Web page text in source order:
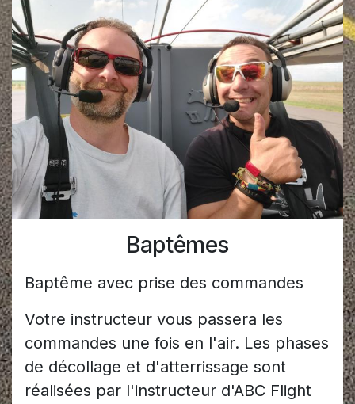
Baptêmes
Baptême avec prise des commandes
Votre instructeur vous passera les
commandes une fois en l'air. Les phases
de décollage et d'atterrissage sont
réalisées par l'instructeur d'ABC Flight